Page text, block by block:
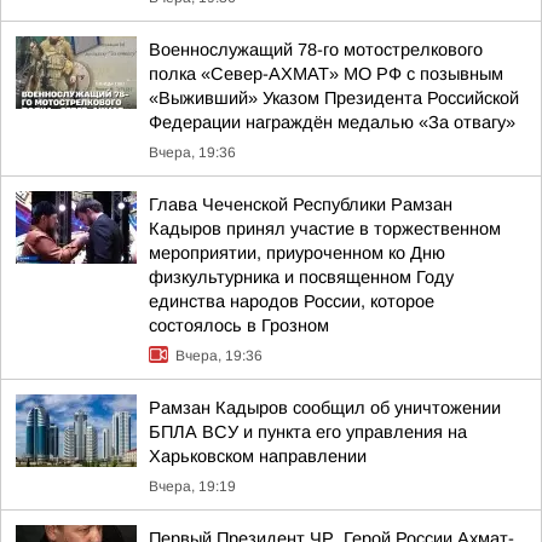
Военнослужащий 78-го мотострелкового
полка «Север-АХМАТ» МО РФ с позывным
«Выживший» Указом Президента Российской
Федерации награждён медалью «За отвагу»
Вчера, 19:36
Глава Чеченской Республики Рамзан
Кадыров принял участие в торжественном
мероприятии, приуроченном ко Дню
физкультурника и посвященном Году
единства народов России, которое
состоялось в Грозном
Вчера, 19:36
Рамзан Кадыров сообщил об уничтожении
БПЛА ВСУ и пункта его управления на
Харьковском направлении
Вчера, 19:19